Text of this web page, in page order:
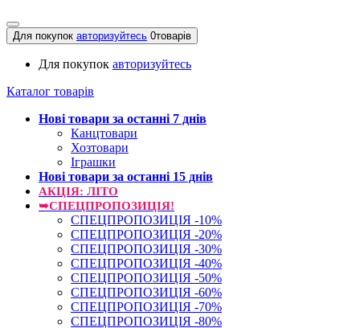
Для покупок авторизуйтесь 0товарів
Для покупок авторизуйтесь
Каталог товарів
Нові товари за останнi 7 днiв
Канцтовари
Хозтовари
Іграшки
Нові товари за останнi 15 днiв
АКЦІЯ: ЛІТО
➥СПЕЦПРОПОЗИЦІЯ!
СПЕЦПРОПОЗИЦІЯ -10%
СПЕЦПРОПОЗИЦІЯ -20%
СПЕЦПРОПОЗИЦІЯ -30%
СПЕЦПРОПОЗИЦІЯ -40%
СПЕЦПРОПОЗИЦІЯ -50%
СПЕЦПРОПОЗИЦІЯ -60%
СПЕЦПРОПОЗИЦІЯ -70%
СПЕЦПРОПОЗИЦІЯ -80%